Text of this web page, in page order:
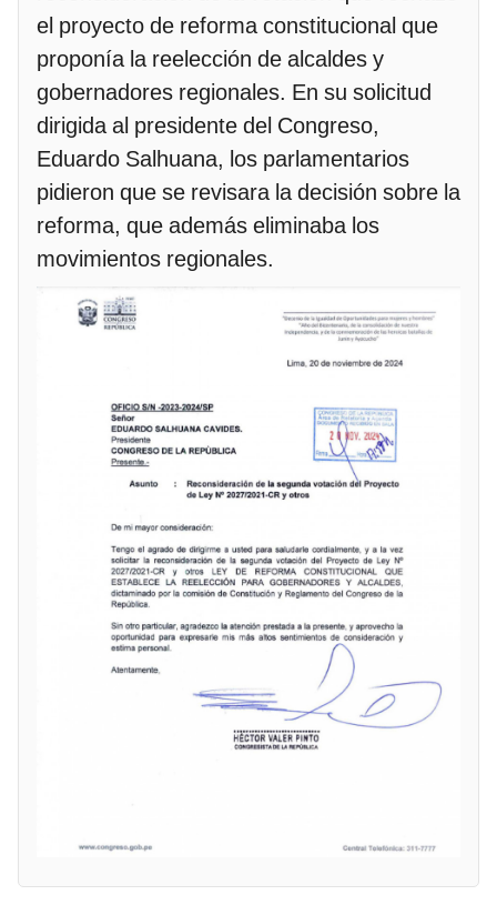
el proyecto de reforma constitucional que
proponía la reelección de alcaldes y
gobernadores regionales. En su solicitud
dirigida al presidente del Congreso,
Eduardo Salhuana, los parlamentarios
pidieron que se revisara la decisión sobre la
reforma, que además eliminaba los
movimientos regionales.